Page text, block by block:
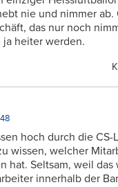
nie und nimmer ab.
das nur noch
ja heiter werden.
hoch durch die CS-
wissen, welcher
hat. Seltsam, weil das
innerhalb der